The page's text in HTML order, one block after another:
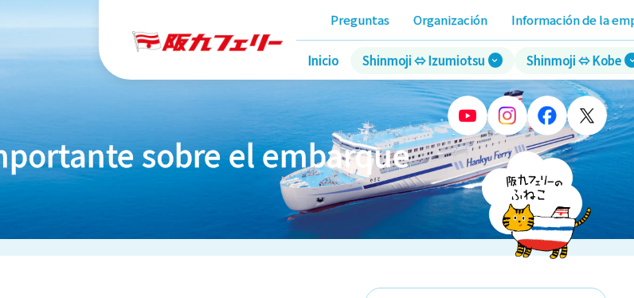
Preguntas Organización Información de la
Inicio Shinmoji ⇔ Izumiotsu Shinmoji ⇔ Kobe
sobre el embarque